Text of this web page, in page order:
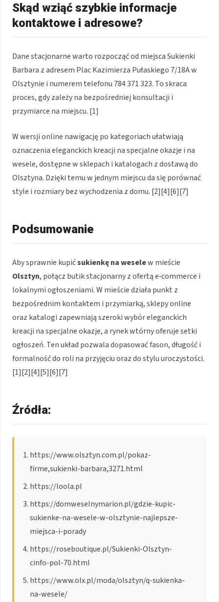
Skąd wziąć szybkie informacje
kontaktowe i adresowe?
Dane stacjonarne warto rozpocząć od miejsca Sukienki
Barbara z adresem Plac Kazimierza Pułaskiego 7/18A w
Olsztynie i numerem telefonu 784 371 323. To skraca
proces, gdy zależy na bezpośredniej konsultacji i
przymiarce na miejscu. [1]
W wersji online nawigację po kategoriach ułatwiają
oznaczenia eleganckich kreacji na specjalne okazje i na
wesele, dostępne w sklepach i katalogach z dostawą do
Olsztyna. Dzięki temu w jednym miejscu da się porównać
style i rozmiary bez wychodzenia z domu. [2][4][6][7]
Podsumowanie
Aby sprawnie kupićsukienkę na weselew mieście
Olsztyn, połącz butik stacjonarny z ofertą e‑commerce i
lokalnymi ogłoszeniami. W mieście działa punkt z
bezpośrednim kontaktem i przymiarką, sklepy online
oraz katalogi zapewniają szeroki wybór eleganckich
kreacji na specjalne okazje, a rynek wtórny oferuje setki
ogłoszeń. Ten układ pozwala dopasować fason, długość i
formalność do roli na przyjęciu oraz do stylu uroczystości.
[1][2][4][5][6][7]
Źródła:
https://www.olsztyn.com.pl/pokaz-
firme,sukienki-barbara,3271.html
https://loola.pl
https://domweselnymarion.pl/gdzie-kupic-
sukienke-na-wesele-w-olsztynie-najlepsze-
miejsca-i-porady
https://roseboutique.pl/Sukienki-Olsztyn-
cinfo-pol-70.html
https://www.olx.pl/moda/olsztyn/q-sukienka-
na-wesele/